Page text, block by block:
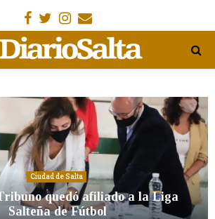
Facebook
Gorjeo
Instagram
Email
Ciudad de Salta
quedó afiliado a la Liga
Salteña de Fútbol